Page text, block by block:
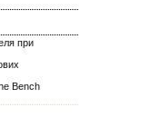
при
Bench